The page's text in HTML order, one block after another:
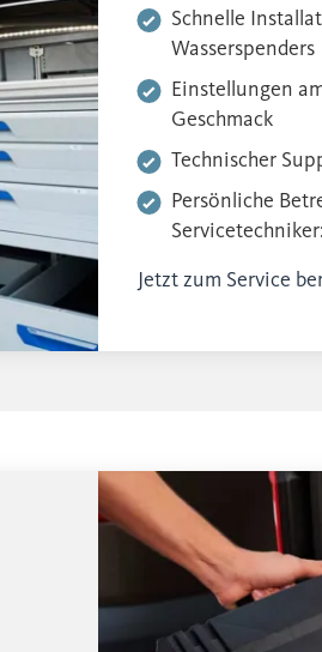
Schnelle
Wasserspenders
Einstellungen
Geschmack
Technischer
Persönliche
Jetzt zum Service